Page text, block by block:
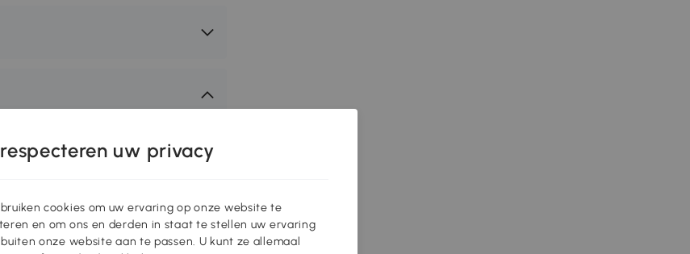
op de boot of uit het
de gewrichten van uw hond,
van PawHut maakt
netladder onder water
en kunt u ontspannen
uw privacy
cookies om uw ervaring op onze website te
en om ons en derden in staat te stellen uw ervaring
onze website aan te passen. U kunt ze allemaal